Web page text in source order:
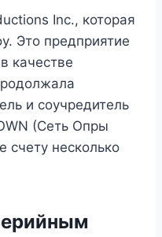
Inc., которая
Это предприятие
качестве
и соучредитель
(Сеть Опры
счету несколько